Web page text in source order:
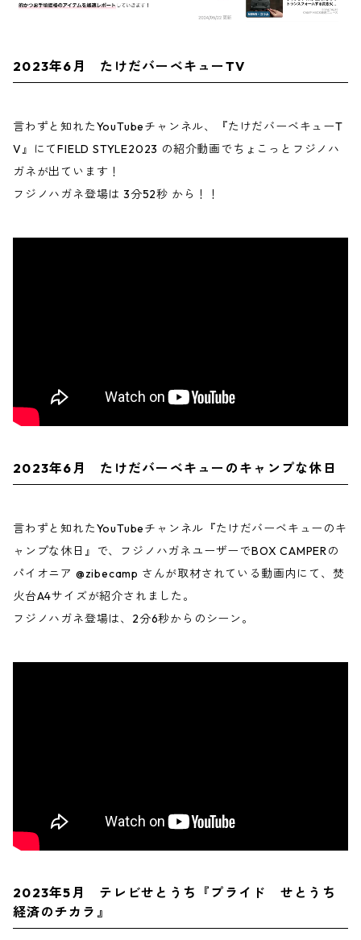
2023年6月 たけだバーベキューTV
言わずと知れたYouTubeチャンネル、『たけだバーベキューT
V』にてFIELD STYLE2023 の紹介動画でちょこっとフジノハ
ガネが出ています！
フジノハガネ登場は 3分52秒 から！！
2023年6月 たけだバーベキューのキャンプな休日
言わずと知れたYouTubeチャンネル『たけだバーベキューのキ
ャンプな休日』で、フジノハガネユーザーでBOX CAMPERの
パイオニア @zibecamp さんが取材されている動画内にて、焚
火台A4サイズが紹介されました。
フジノハガネ登場は、2分6秒からのシーン。
2023年5月 テレビせとうち『プライド せとうち
経済のチカラ』